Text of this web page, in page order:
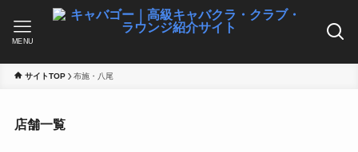
MENU
サイトTOP 布施・八尾
店舗一覧